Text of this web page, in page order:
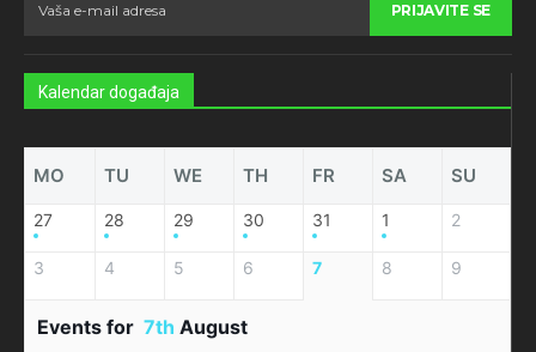
PRIJAVITE SE
Kalendar događaja
MO TU WE TH FR SA SU
27 28 29 30 31 1 2
3 4 5 6 7 8 9
Events for 7th August